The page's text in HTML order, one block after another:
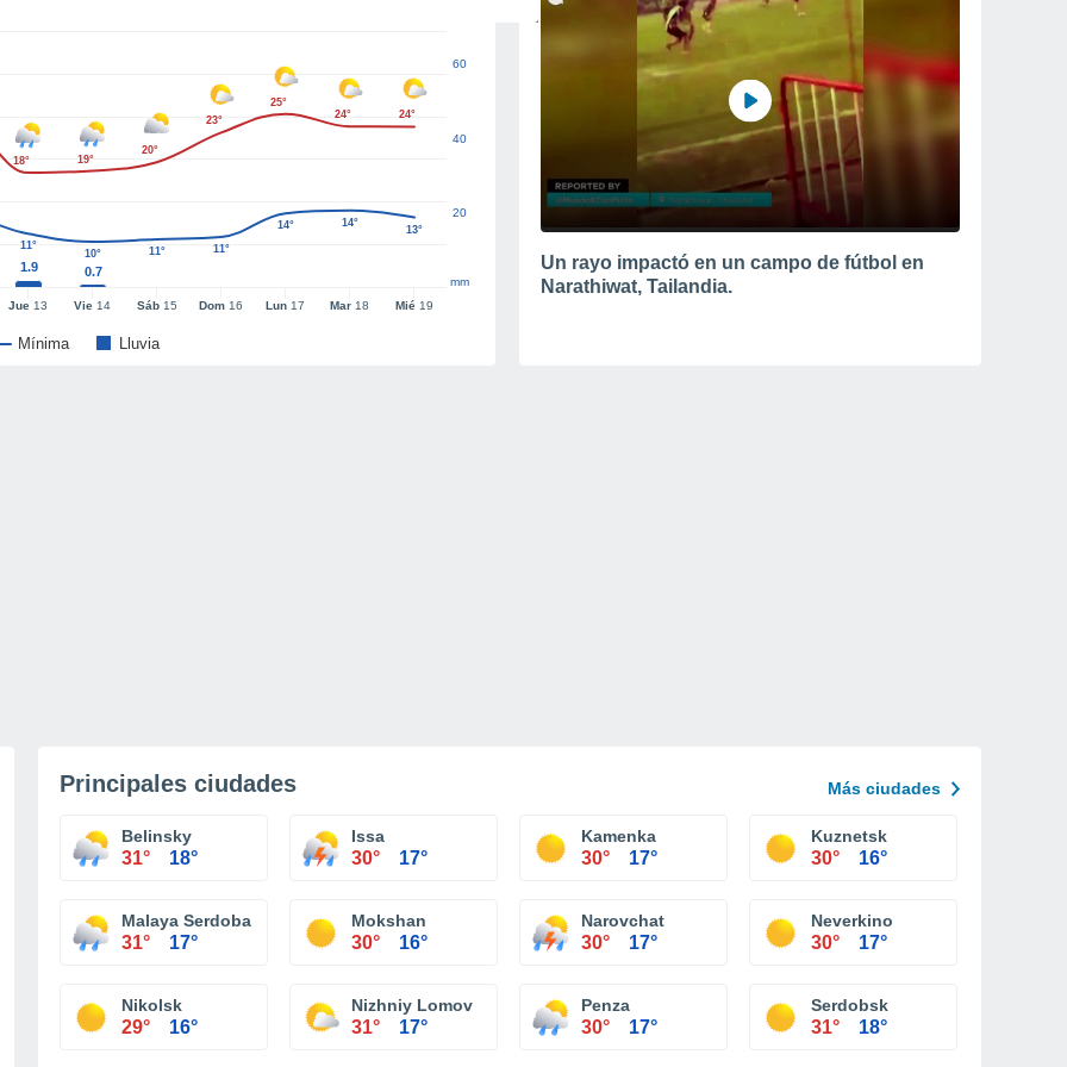
Mínima Lluvia
Jue 13 Vie 14 Sáb15 Dom 16 Lun 17 Mar 18 Mié19
20
40
60
mm
1.9 0.7
18° 19°
20°
23°
25°
24°
24°
11°
10° 11° 11°
14° 14°
13°
Un rayo impactó en un campo de fútbol en
Narathiwat, Tailandia.
Principales ciudades Más ciudades
Belinsky
31° 18°
Issa
30° 17°
Kamenka
30° 17°
Kuznetsk
30° 16°
Malaya Serdoba
31° 17°
Mokshan
30° 16°
Narovchat
30° 17°
Neverkino
30° 17°
Nikolsk
29° 16°
Nizhniy Lomov
31° 17°
Penza
30° 17°
Serdobsk
31° 18°